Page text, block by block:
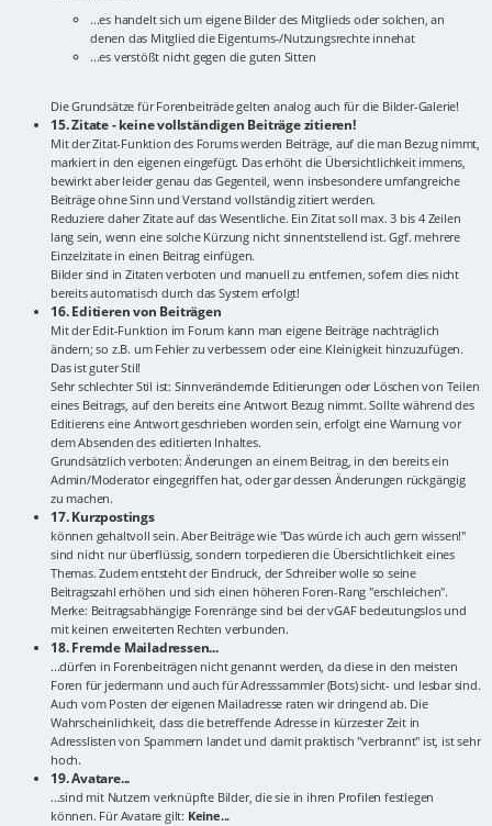
...es handelt sich um eigene Bilder des Mitglieds oder solchen, an
denen das Mitglied die Eigentums-/Nutzungsrechte innehat
...es verstößt nicht gegen die guten Sitten
Die Grundsätze für Forenbeiträde gelten analog auch für die Bilder-Galerie!
15. Zitate - keine vollständigen Beiträge zitieren!
Mit der Zitat-Funktion des Forums werden Beiträge, auf die man Bezug nimmt,
markiert in den eigenen eingefügt. Das erhöht die Übersichtlichkeit immens,
bewirkt aber leider genau das Gegenteil, wenn insbesondere umfangreiche
Beiträge ohne Sinn und Verstand vollständig zitiert werden.
Reduziere daher Zitate auf das Wesentliche. Ein Zitat soll max. 3 bis 4 Zeilen
lang sein, wenn eine solche Kürzung nicht sinnentstellend ist. Ggf. mehrere
Einzelzitate in einen Beitrag einfügen.
Bilder sind in Zitaten verboten und manuell zu entfernen, sofern dies nicht
bereits automatisch durch das System erfolgt!
16. Editieren von Beiträgen
Mit der Edit-Funktion im Forum kann man eigene Beiträge nachträglich
ändern; so z.B. um Fehler zu verbessern oder eine Kleinigkeit hinzuzufügen.
Das ist guter Stil!
Sehr schlechter Stil ist: Sinnverändernde Editierungen oder Löschen von Teilen
eines Beitrags, auf den bereits eine Antwort Bezug nimmt. Sollte während des
Editierens eine Antwort geschrieben worden sein, erfolgt eine Warnung vor
dem Absenden des editierten Inhaltes.
Grundsätzlich verboten: Änderungen an einem Beitrag, in den bereits ein
Admin/Moderator eingegriffen hat, oder gar dessen Änderungen rückgängig
zu machen.
17. Kurzpostings
können gehaltvoll sein. Aber Beiträge wie "Das würde ich auch gern wissen!"
sind nicht nur überflüssig, sondern torpedieren die Übersichtlichkeit eines
Themas. Zudem entsteht der Eindruck, der Schreiber wolle so seine
Beitragszahl erhöhen und sich einen höheren Foren-Rang "erschleichen".
Merke: Beitragsabhängige Forenränge sind bei der vGAF bedeutungslos und
mit keinen erweiterten Rechten verbunden.
18. Fremde Mailadressen...
...dürfen in Forenbeiträgen nicht genannt werden, da diese in den meisten
Foren für jedermann und auch für Adresssammler (Bots) sicht- und lesbar sind.
Auch vom Posten der eigenen Mailadresse raten wir dringend ab. Die
Wahrscheinlichkeit, dass die betreffende Adresse in kürzester Zeit in
Adresslisten von Spammern landet und damit praktisch "verbrannt" ist, ist sehr
hoch.
19. Avatare...
...sind mit Nutzern verknüpfte Bilder, die sie in ihren Profilen festlegen
können. Für Avatare gilt: Keine...